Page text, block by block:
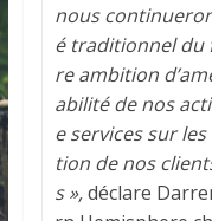
nous
é traditionnel du
re ambition
abilité de nos
e services sur
tion de nos
s »,déclare